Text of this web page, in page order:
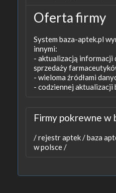
Oferta firmy
System baza-aptek.pl
innymi:
- aktualizacją informacji
sprzedaży
- wieloma źródłami
- codziennej aktualizacji
Firmy pokrewne w
/rejestr aptek /baza
w polsce /